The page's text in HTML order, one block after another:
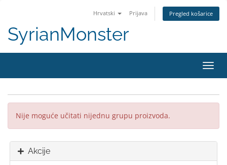
Hrvatski Prijava Pregled košarice
SyrianMonster
Nije moguće učitati nijednu grupu proizvoda.
Akcije